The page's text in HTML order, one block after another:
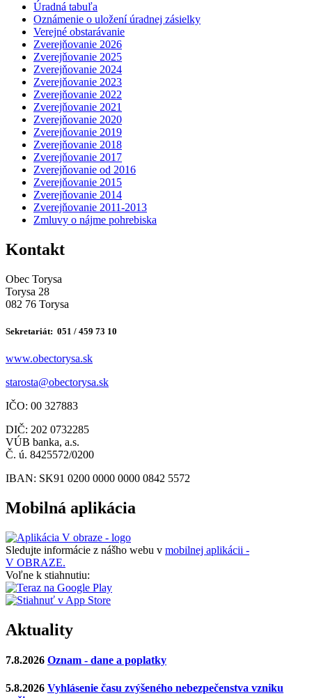
Úradná tabuľa
Oznámenie o uložení úradnej zásielky
Verejné obstarávanie
Zverejňovanie 2026
Zverejňovanie 2025
Zverejňovanie 2024
Zverejňovanie 2023
Zverejňovanie 2022
Zverejňovanie 2021
Zverejňovanie 2020
Zverejňovanie 2019
Zverejňovanie 2018
Zverejňovanie 2017
Zverejňovanie od 2016
Zverejňovanie 2015
Zverejňovanie 2014
Zverejňovanie 2011-2013
Zmluvy o nájme pohrebiska
Kontakt
Obec Torysa
Torysa 28
082 76 Torysa
Sekretariát: 051 / 459 73 10
www.obectorysa.sk
starosta@obectorysa.sk
IČO: 00 327883
DIČ: 202 0732285
VÚB banka, a.s.
Č. ú. 8425572/0200
IBAN: SK91 0200 0000 0000 0842 5572
Mobilná aplikácia
Sledujte informácie z nášho webu v mobilnej aplikácii -
V OBRAZE.
Voľne k stiahnutiu:
Aktuality
7.8.2026 Oznam - dane a poplatky
5.8.2026 Vyhlásenie času zvýšeného nebezpečenstva vzniku